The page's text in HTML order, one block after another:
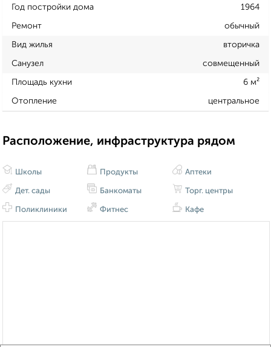
Год постройки дома 1964
Ремонт обычный
Вид жилья вторичка
Санузел совмещенный
Площадь кухни 6 м²
Отопление центральное
Расположение, инфраструктура рядом
Школы
Дет. сады
Поликлиники
Продукты
Банкоматы
Фитнес
Аптеки
Торг. центры
Кафе